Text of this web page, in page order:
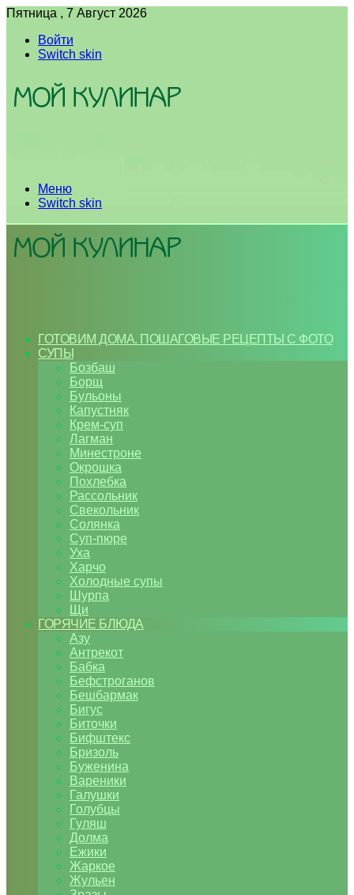
Пятница , 7 Август 2026
Войти
Switch skin
Меню
Switch skin
ГОТОВИМ ДОМА. ПОШАГОВЫЕ РЕЦЕПТЫ С ФОТО
СУПЫ
Бозбаш
Борщ
Бульоны
Капустняк
Крем-суп
Лагман
Минестроне
Окрошка
Похлебка
Рассольник
Свекольник
Солянка
Суп-пюре
Уха
Харчо
Холодные супы
Шурпа
Щи
ГОРЯЧИЕ БЛЮДА
Азу
Антрекот
Бабка
Бефстроганов
Бешбармак
Бигус
Биточки
Бифштекс
Бризоль
Буженина
Вареники
Галушки
Голубцы
Гуляш
Долма
Ежики
Жаркое
Жульен